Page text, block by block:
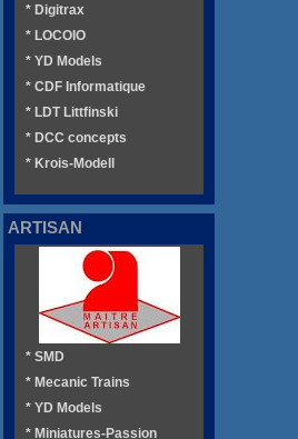
* Digitrax
* LOCOIO
* YD Models
* CDF Informatique
* LDT Littfinski
* DCC concepts
* Krois-Modell
ARTISAN
* SMD
* Mecanic Trains
* YD Models
* Miniatures-Passion